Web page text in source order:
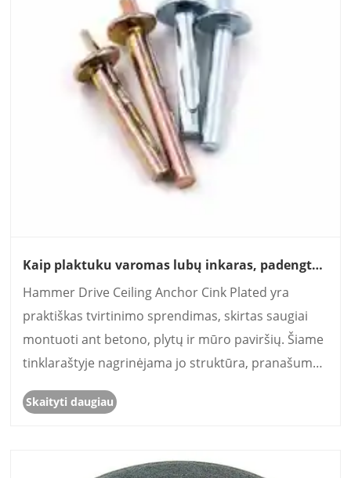
Kaip plaktuku varomas lubų inkaras, padengtas
tvirtinimo sprendimus
Hammer Drive Ceiling Anchor Cink Plated yra
praktiškas tvirtinimo sprendimas, skirtas saugiai
montuoti ant betono, plytų ir mūro paviršių. Šiame
tinklaraštyje nagrinėjama jo struktūra, pranašumai,
diegimo procesas, programos ir pasirinkimo
veiksniai. Kaip profesionalus tvirtinimo detalių
Skaityti daugiau